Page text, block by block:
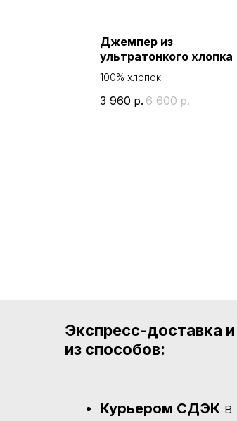
Джемпер из
ультратонкого хлопка
100% хлопок
3 960 р. 6 600 р.
Экспресс-доставка
из способов:
Курьером СДЭК в